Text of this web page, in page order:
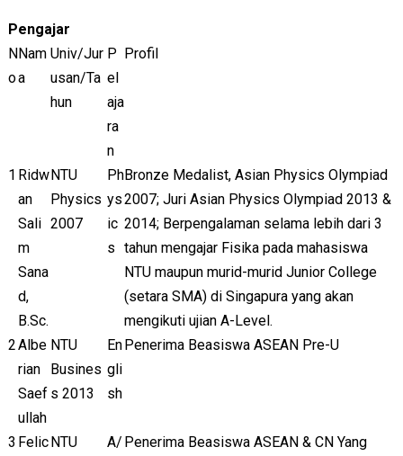
Pengajar
N
o
Nam
a
Univ/Jur
usan/Ta
hun
P
el
aja
ra
n
Profil
1 Ridw
an
Sali
m
Sana
d,
B.Sc.
NTU
Physics
2007
Ph
ys
ic
s
Bronze Medalist, Asian Physics Olympiad
2007; Juri Asian Physics Olympiad 2013 &
2014; Berpengalaman selama lebih dari 3
tahun mengajar Fisika pada mahasiswa
NTU maupun murid-murid Junior College
(setara SMA) di Singapura yang akan
mengikuti ujian A-Level.
2Albe
rian
Saef
ullah
NTU
Busines
s 2013
En
gli
sh
Penerima Beasiswa ASEAN Pre-U
3 FelicNTU
A/ Penerima Beasiswa ASEAN & CN Yang